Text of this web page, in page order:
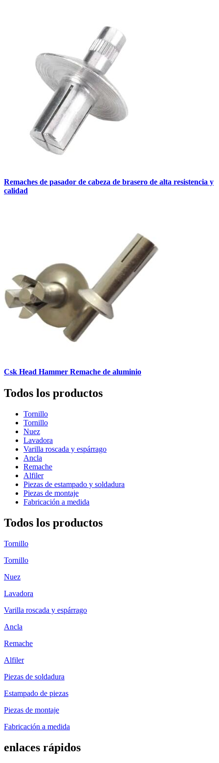
Remaches de pasador de cabeza de brasero de alta resistencia y
calidad
Csk Head Hammer Remache de aluminio
Todos los productos
Tornillo
Tornillo
Nuez
Lavadora
Varilla roscada y espárrago
Ancla
Remache
Alfiler
Piezas de estampado y soldadura
Piezas de montaje
Fabricación a medida
Todos los productos
Tornillo
Tornillo
Nuez
Lavadora
Varilla roscada y espárrago
Ancla
Remache
Alfiler
Piezas de soldadura
Estampado de piezas
Piezas de montaje
Fabricación a medida
enlaces rápidos